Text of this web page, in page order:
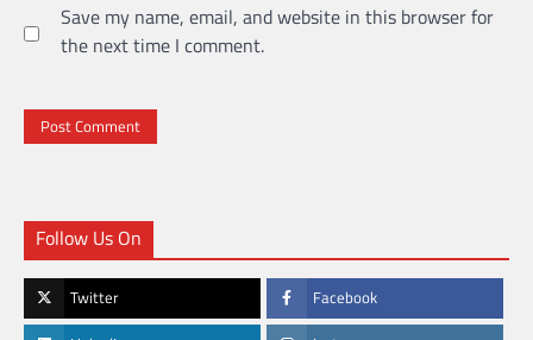
Save my name, email, and website in this browser for
the next time I comment.
Follow Us On
Twitter Facebook